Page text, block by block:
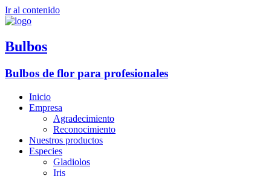
Ir al contenido
Bulbos
Bulbos de flor para profesionales
Inicio
Empresa
Agradecimiento
Reconocimiento
Nuestros productos
Especies
Gladiolos
Iris